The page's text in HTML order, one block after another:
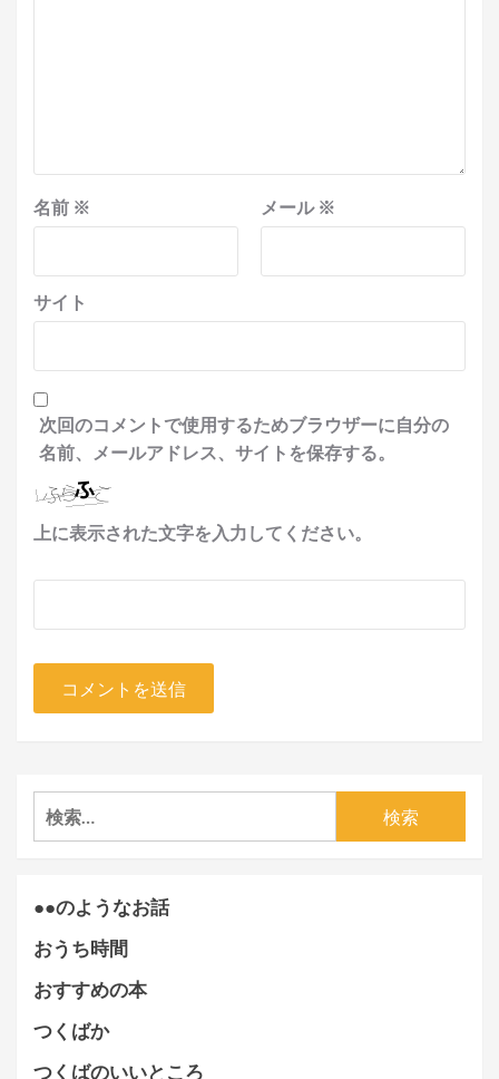
名前 ※ メール ※
サイト
次回のコメントで使用するためブラウザーに自分の
名前、メールアドレス、サイトを保存する。
上に表示された文字を入力してください。
検
索:
●●のようなお話
おうち時間
おすすめの本
つくばか
つくばのいいところ